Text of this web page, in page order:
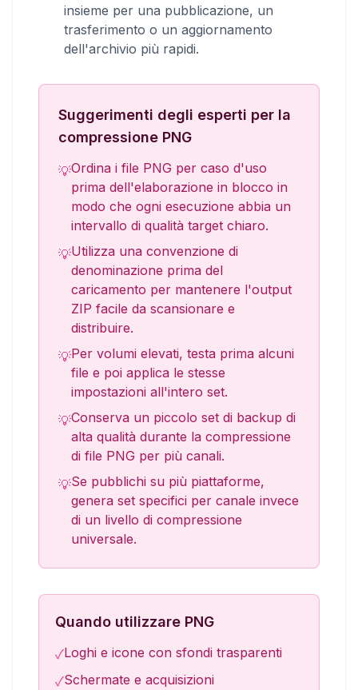
insieme per una pubblicazione, un
trasferimento o un aggiornamento
dell'archivio più rapidi.
Suggerimenti degli esperti per la
compressione PNG
💡Ordina i file PNG per caso d'uso
prima dell'elaborazione in blocco in
modo che ogni esecuzione abbia un
intervallo di qualità target chiaro.
💡Utilizza una convenzione di
denominazione prima del
caricamento per mantenere l'output
ZIP facile da scansionare e
distribuire.
💡Per volumi elevati, testa prima alcuni
file e poi applica le stesse
impostazioni all'intero set.
💡Conserva un piccolo set di backup di
alta qualità durante la compressione
di file PNG per più canali.
💡Se pubblichi su più piattaforme,
genera set specifici per canale invece
di un livello di compressione
universale.
Quando utilizzare PNG
✓Loghi e icone con sfondi trasparenti
✓Schermate e acquisizioni